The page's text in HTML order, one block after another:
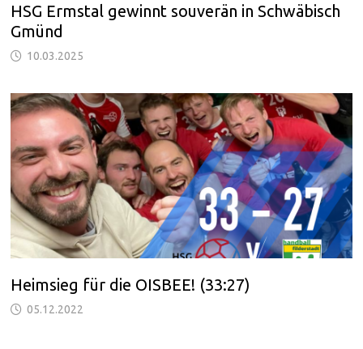
HSG Ermstal gewinnt souverän in Schwäbisch
Gmünd
10.03.2025
Heimsieg für die OISBEE! (33:27)
05.12.2022